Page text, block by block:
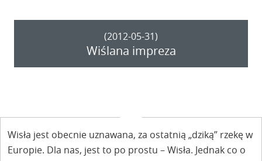
(2012-05-31)
Wiślana impreza
Wisła jest obecnie uznawana, za ostatnią „dziką” rzekę w
Europie. Dla nas, jest to po prostu – Wisła. Jednak co o